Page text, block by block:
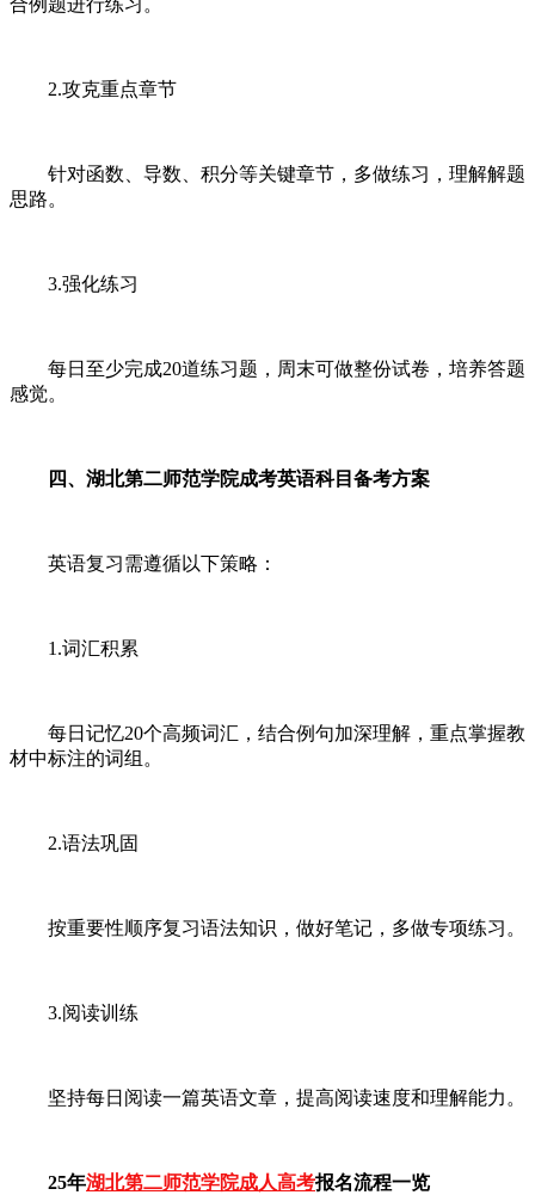
合例题进行练习。
2.攻克重点章节
针对函数、导数、积分等关键章节，多做练习，理解解题
思路。
3.强化练习
每日至少完成20道练习题，周末可做整份试卷，培养答题
感觉。
四、湖北第二师范学院成考英语科目备考方案
英语复习需遵循以下策略：
1.词汇积累
每日记忆20个高频词汇，结合例句加深理解，重点掌握教
材中标注的词组。
2.语法巩固
按重要性顺序复习语法知识，做好笔记，多做专项练习。
3.阅读训练
坚持每日阅读一篇英语文章，提高阅读速度和理解能力。
25年湖北第二师范学院成人高考报名流程一览